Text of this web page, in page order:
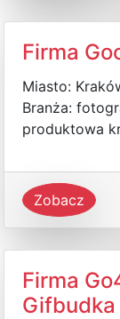
Firma
Miasto:
Branża:
produktowa
Zobacz
Firma
Gifbudka